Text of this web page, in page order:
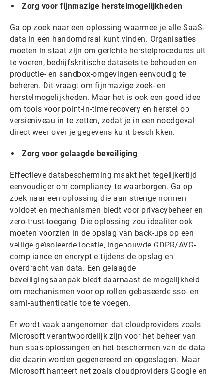
Zorg voor fijnmazige herstelmogelijkheden
Ga op zoek naar een oplossing waarmee je alle SaaS-
data in een handomdraai kunt vinden. Organisaties
moeten in staat zijn om gerichte herstelprocedures uit
te voeren, bedrijfskritische datasets te behouden en
productie- en sandbox-omgevingen eenvoudig te
beheren. Dit vraagt om fijnmazige zoek- en
herstelmogelijkheden. Maar het is ook een goed idee
om tools voor point-in-time recovery en herstel op
versieniveau in te zetten, zodat je in een noodgeval
direct weer over je gegevens kunt beschikken.
Zorg voor gelaagde beveiliging
Effectieve databescherming maakt het tegelijkertijd
eenvoudiger om compliancy te waarborgen. Ga op
zoek naar een oplossing die aan strenge normen
voldoet en mechanismen biedt voor privacybeheer en
zero-trust-toegang. Die oplossing zou idealiter ook
moeten voorzien in de opslag van back-ups op een
veilige geïsoleerde locatie, ingebouwde GDPR/AVG-
compliance en encryptie tijdens de opslag en
overdracht van data. Een gelaagde
beveiligingsaanpak biedt daarnaast de mogelijkheid
om mechanismen voor op rollen gebaseerde sso- en
saml-authenticatie toe te voegen.
Er wordt vaak aangenomen dat cloudproviders zoals
Microsoft verantwoordelijk zijn voor het beheer van
hun saas-oplossingen en het beschermen van de data
die daarin worden gegenereerd en opgeslagen. Maar
Microsoft hanteert net zoals cloudproviders Google en